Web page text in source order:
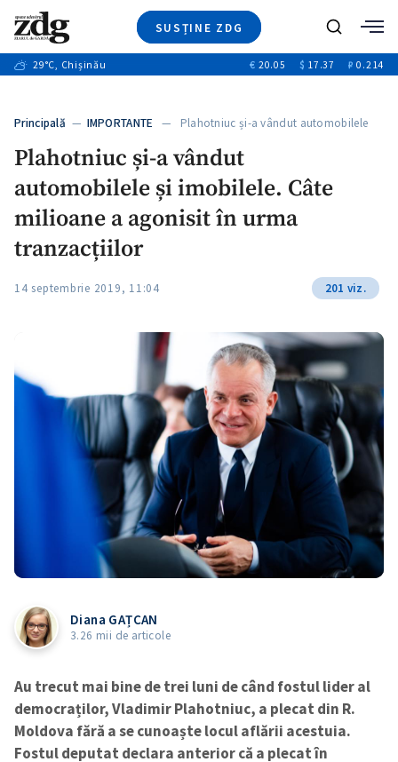
SUSȚINE ZDG
Ştiri
+6
Video
Special
+1
+1
Blog
+2
Caută
29°C, Chișinău € 20.05 $ 17.37 ₽ 0.214
Principală — IMPORTANTE — Plahotniuc și-a vândut automobilele
Plahotniuc și-a vândut
automobilele și imobilele. Câte
milioane a agonisit în urma
tranzacțiilor
14 septembrie 2019, 11:04 201 viz.
Diana GAȚCAN
3.26 mii de articole
Au trecut mai bine de trei luni de când fostul lider al
democraților, Vladimir Plahotniuc, a plecat din R.
Moldova fără a se cunoaște locul aflării acestuia.
Fostul deputat declara anterior că a plecat în